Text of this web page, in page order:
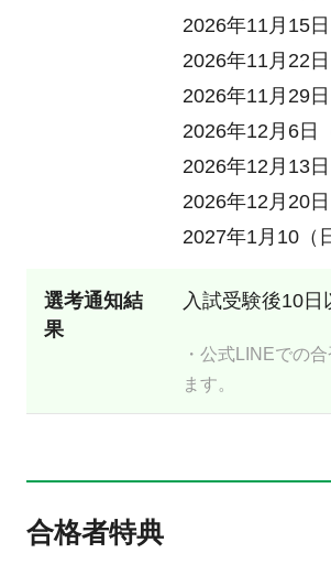
2026年11月15日
2026年11月22日
2026年11月29日
2026年12月6日
2026年12月13日
2026年12月20日
2027年1月10（
選考通知結
果
入試受験後10日
・公式LINEでの
ます。
合格者特典